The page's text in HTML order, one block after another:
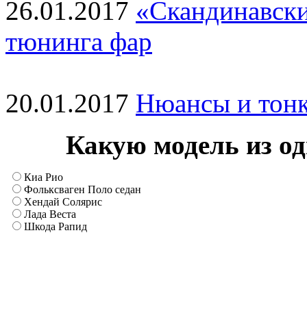
26.01.2017
тюнинга фар
20.01.2017 Нюансы и
Какую модель из
Киа Рио
Фольксваген Поло седан
Хендай Солярис
Лада Веста
Шкода Рапид